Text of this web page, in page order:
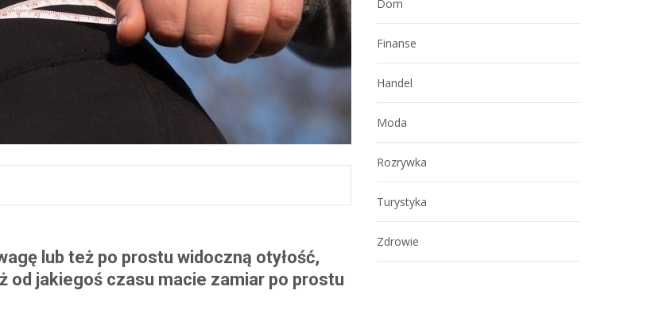
lub też po prostu widoczną otyłość,
od jakiegoś czasu macie zamiar po prostu
Dom
Finanse
Handel
Moda
Rozrywka
Turystyka
Zdrowie